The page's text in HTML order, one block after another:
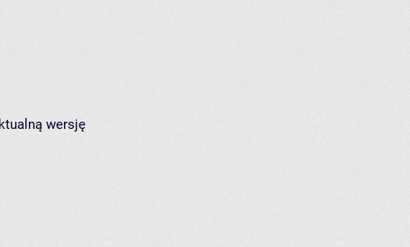
wersję